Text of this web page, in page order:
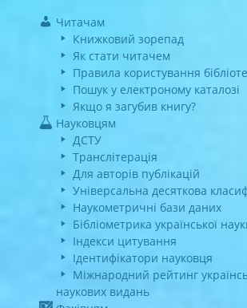
Читачам
Книжковий зорепад
Як стати читачем
Правила користування
Пошук у електроному каталозі
Якщо я загубив книгу?
Науковцям
ДСТУ
Транслітерація
Для авторів публікацій
Універсальна десяткова
Наукометричні бази даних
Бібліометрика української
Індекси цитування
Ідентифікатори науковця
Міжнародний рейтинг
наукових видань